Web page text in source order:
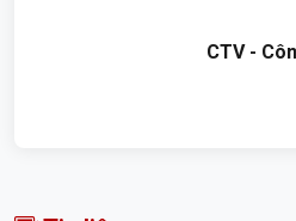
CTV -